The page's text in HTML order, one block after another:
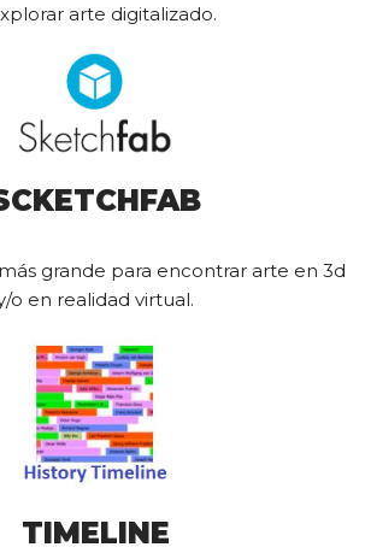
arte digitalizado.
grande para encontrar arte en 3d
o en realidad virtual.
TIMELINE